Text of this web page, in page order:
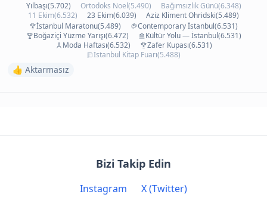
Yılbaşı(5.702)
Ortodoks Noel(5.490)
Bağımsızlık Günü(6.348)
11 Ekim(6.532)
23 Ekim(6.039)
Aziz Kliment Ohridski(5.489)
İstanbul Maratonu(5.489)
Contemporary İstanbul(6.531)
Boğaziçi Yüzme Yarışı(6.472)
Kültür Yolu — İstanbul(6.531)
Moda Haftası(6.532)
Zafer Kupası(6.531)
İstanbul Kitap Fuarı(5.488)
👍 Aktarmasız
Bizi Takip Edin
Instagram X (Twitter)